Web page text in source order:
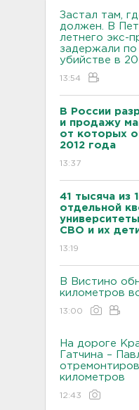
Застал там,
должен. В
летнего экс-
задержали
убийстве в
13:54
В России
и продажу
от которых
2012 года
13:37
41 тысяча из
отдельной
СВО и их
13:19
В Вистино
километров
13:00
На дороге
Гатчина –
километров
12:43